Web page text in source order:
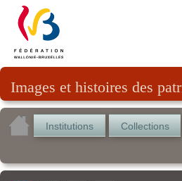
Images et histoires des
Institutions Collections